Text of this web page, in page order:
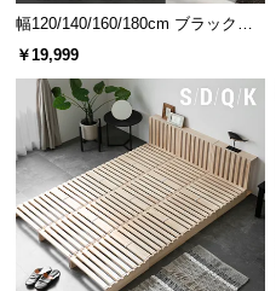
幅120/140/160/180cm ブラックフ
レーム ダイニング 大理石調 4人掛
￥19,999